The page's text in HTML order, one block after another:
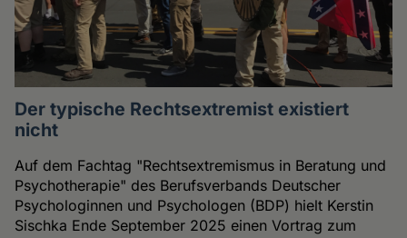
Der typische Rechtsextremist existiert
nicht
Auf dem Fachtag "Rechtsextremismus in Beratung und
Psychotherapie" des Berufsverbands Deutscher
Psychologinnen und Psychologen (BDP) hielt Kerstin
Sischka Ende September 2025 einen Vortrag zum